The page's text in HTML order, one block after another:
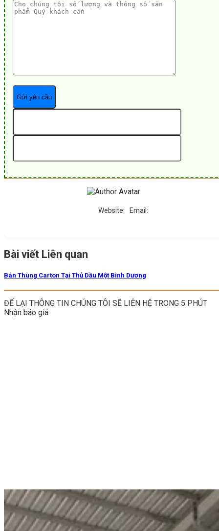
Website: Email:
Bài viết Liên quan
Bán Thùng Carton Tại Thủ Dầu Một Bình Dương
ĐỂ LẠI THÔNG TIN CHÚNG TÔI SẼ LIÊN HỆ TRONG 5 PHÚT
Nhận báo giá